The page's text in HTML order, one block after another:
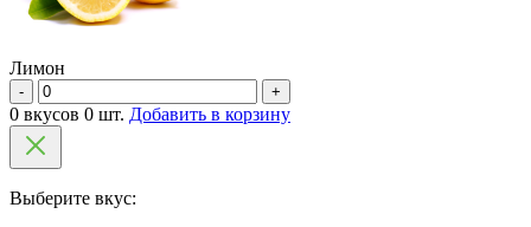
Лимон
- +
0 вкусов 0 шт. Добавить в корзину
Выберите вкус: